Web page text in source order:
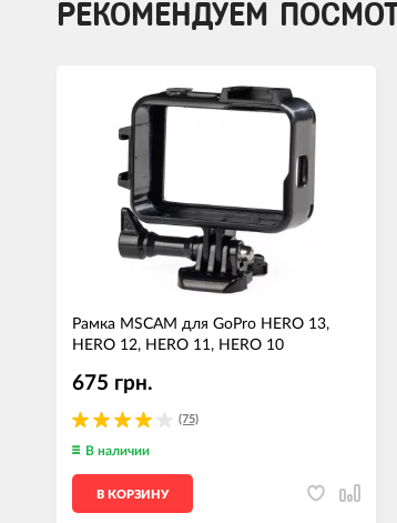
РЕКОМЕНДУЕМ
Рамка MSCAM для GoPro HERO 13,
HERO 12, HERO 11, HERO 10
(75)
675 грн.
В наличии
В КОРЗИНУ